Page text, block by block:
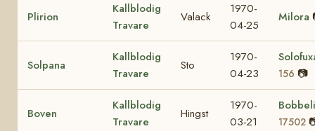
Plirion
Kallblodig
Travare
Valack
1970-
04-25
Milora
Solpana
Kallblodig
Travare
Sto
1970-
04-23
156 📷
Boven
Kallblodig
Travare
Hingst
1970-
03-21
17502